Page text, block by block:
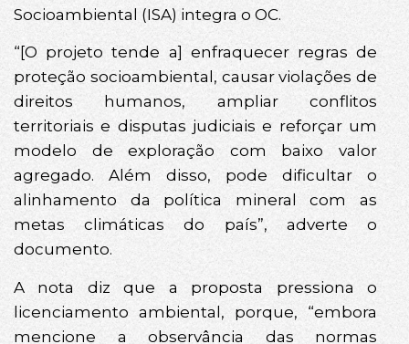
Socioambiental (ISA) integra o OC.
“[O projeto tende a] enfraquecer regras de
proteção socioambiental, causar violações de
direitos humanos, ampliar conflitos
territoriais e disputas judiciais e reforçar um
modelo de exploração com baixo valor
agregado. Além disso, pode dificultar o
alinhamento da política mineral com as
metas climáticas do país”, adverte o
documento.
A nota diz que a proposta pressiona o
licenciamento ambiental, porque, “embora
mencione a observância das normas